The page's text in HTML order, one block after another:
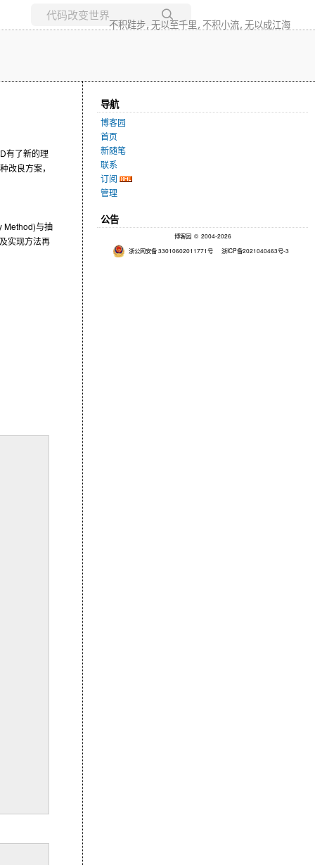
不积跬步,无以至千里,不积小流,无以成江海
有了新的理
改良方案，
Method)与抽
实现方法再
导航
博客园
首页
新随笔
联系
订阅
管理
公告
博客园© 2004-2026
浙公网安备 33010602011771号
浙ICP备2021040463号-3